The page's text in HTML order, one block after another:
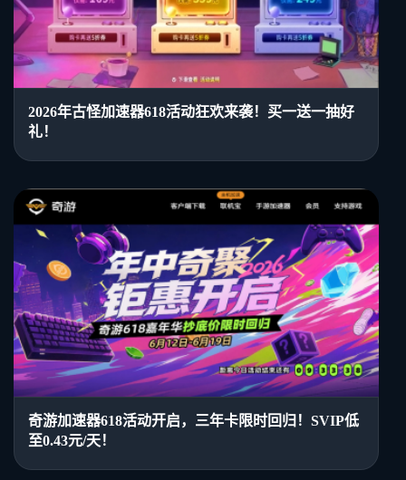
2026年古怪加速器618活动狂欢来袭！买一送一抽好
礼！
奇游加速器618活动开启，三年卡限时回归！SVIP低
至0.43元/天！